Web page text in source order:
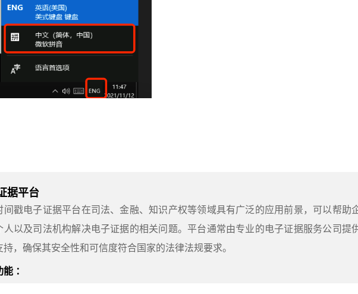
据平台
间戳电子证据平台在司法、金融、知识产权等领域具有广泛的应用前景，可以帮助
人以及司法机构解决电子证据的相关问题。平台通常由专业的电子证据服务公司提
持，确保其安全性和可信度符合国家的法律法规要求。
：